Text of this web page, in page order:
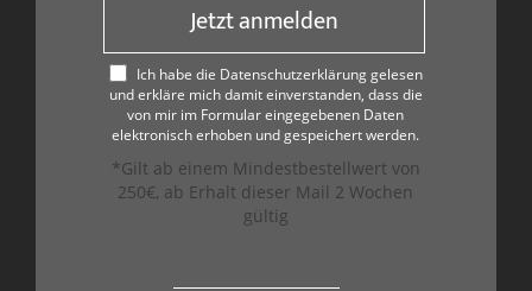
Jetzt anmelden
Ich habe die Datenschutzerklärung gelesen
und erkläre mich damit einverstanden, dass die
von mir im Formular eingegebenen Daten
elektronisch erhoben und gespeichert werden.
*Gilt ab einem Mindestbestellwert von
250€, ab Erhalt dieser Mail 2 Wochen
gültig